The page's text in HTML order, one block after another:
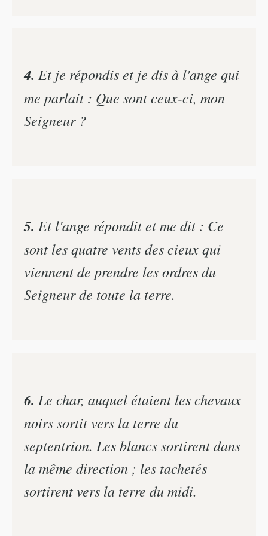
4. Et je répondis et je dis à l'ange qui
me parlait : Que sont ceux-ci, mon
Seigneur ?
5. Et l'ange répondit et me dit : Ce
sont les quatre vents des cieux qui
viennent de prendre les ordres du
Seigneur de toute la terre.
6. Le char, auquel étaient les chevaux
noirs sortit vers la terre du
septentrion. Les blancs sortirent dans
la même direction ; les tachetés
sortirent vers la terre du midi.